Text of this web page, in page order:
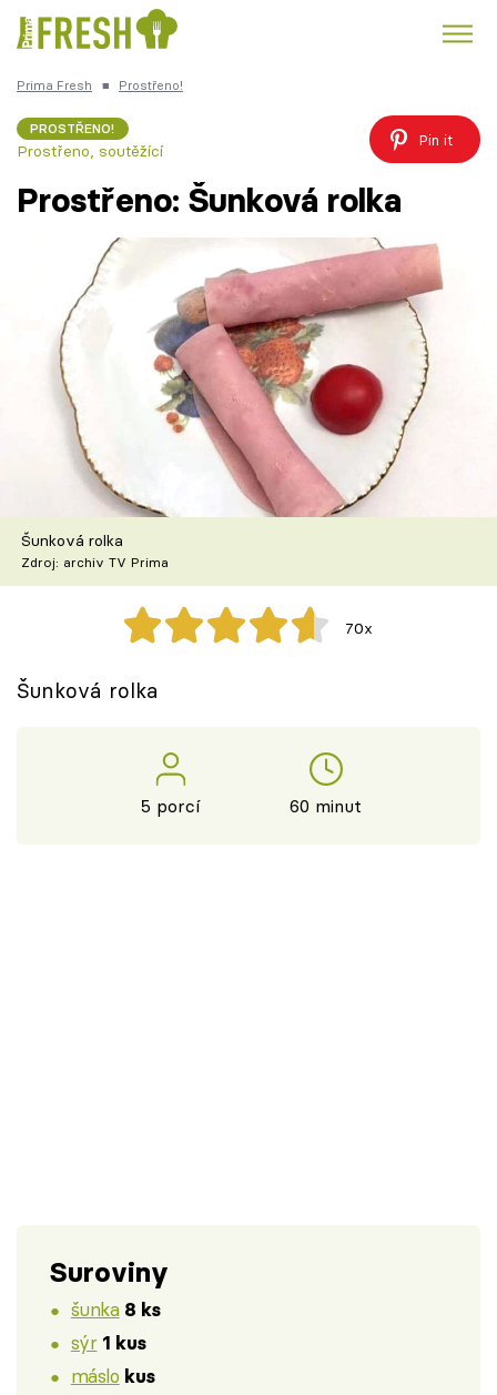
Česká kuchyně
Témata
Recepty
Články
TV Program
Škola vaření
Recepty z TV
Speciál: Cuketa
Těhotnej kuchař
Přihlášení
Prima Fresh ■ Prostřeno!
PROSTŘENO!
Prostřeno, soutěžící
Pin it
Prostřeno: Šunková rolka
Šunková rolka
Zdroj: archiv TV Prima
70x
Šunková rolka
5 porcí 60 minut
Suroviny
šunka 8 ks
sýr 1 kus
máslo kus